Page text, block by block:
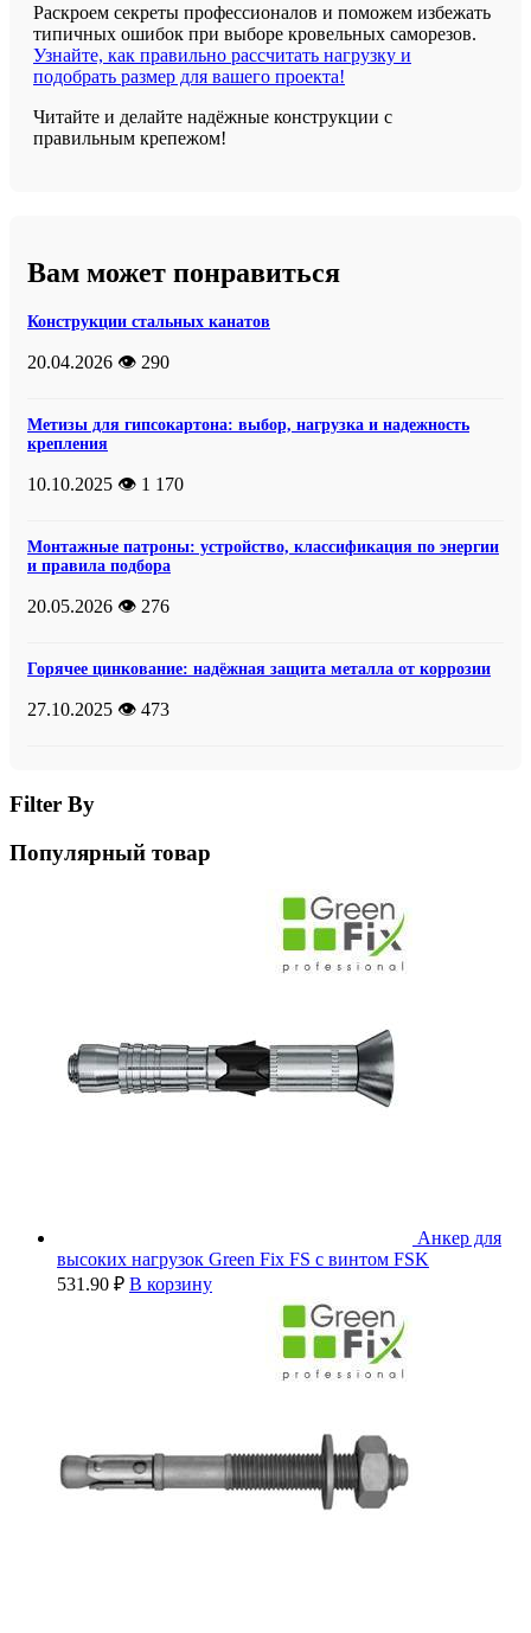
Раскроем секреты профессионалов и поможем избежать
типичных ошибок при выборе кровельных саморезов.
Узнайте, как правильно рассчитать нагрузку и
подобрать размер для вашего проекта!
Читайте и делайте надёжные конструкции с
правильным крепежом!
Вам может понравиться
Конструкции стальных канатов
20.04.2026 👁️ 290
Метизы для гипсокартона: выбор, нагрузка и надежность
крепления
10.10.2025 👁️ 1 170
Монтажные патроны: устройство, классификация по энергии
и правила подбора
20.05.2026 👁️ 276
Горячее цинкование: надёжная защита металла от коррозии
27.10.2025 👁️ 473
Filter By
Популярный товар
Анкер для
высоких нагрузок Green Fix FS с винтом FSK
531.90 ₽ В корзину